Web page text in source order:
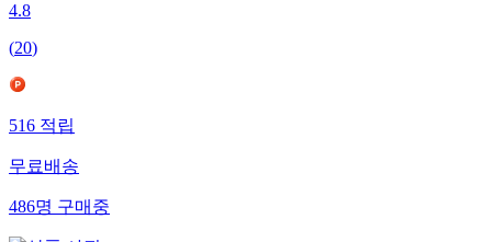
4.8
(20)
516적립
무료배송
486명구매중